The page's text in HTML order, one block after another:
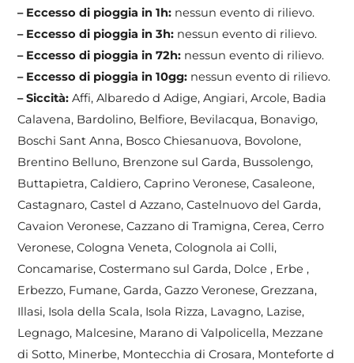
– Eccesso di pioggia in 1h: nessun evento di rilievo.
– Eccesso di pioggia in 3h: nessun evento di rilievo.
– Eccesso di pioggia in 72h: nessun evento di rilievo.
– Eccesso di pioggia in 10gg: nessun evento di rilievo.
– Siccità:Affi, Albaredo d Adige, Angiari, Arcole, Badia
Calavena, Bardolino, Belfiore, Bevilacqua, Bonavigo,
Boschi Sant Anna, Bosco Chiesanuova, Bovolone,
Brentino Belluno, Brenzone sul Garda, Bussolengo,
Buttapietra, Caldiero, Caprino Veronese, Casaleone,
Castagnaro, Castel d Azzano, Castelnuovo del Garda,
Cavaion Veronese, Cazzano di Tramigna, Cerea, Cerro
Veronese, Cologna Veneta, Colognola ai Colli,
Concamarise, Costermano sul Garda, Dolce , Erbe ,
Erbezzo, Fumane, Garda, Gazzo Veronese, Grezzana,
Illasi, Isola della Scala, Isola Rizza, Lavagno, Lazise,
Legnago, Malcesine, Marano di Valpolicella, Mezzane
di Sotto, Minerbe, Montecchia di Crosara, Monteforte d